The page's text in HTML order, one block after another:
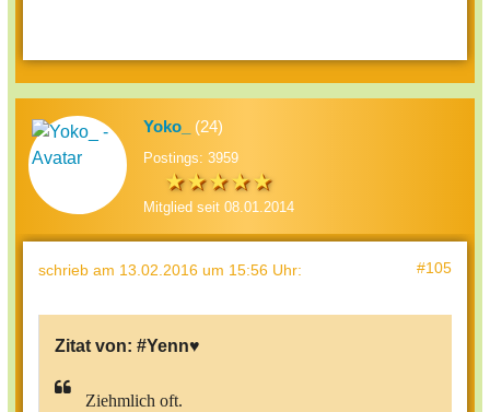
Yoko_ (24)
Postings: 3959
Mitglied seit 08.01.2014
schrieb am 13.02.2016 um 15:56 Uhr: #105
Zitat von: #Yenn♥
Ziehmlich oft.